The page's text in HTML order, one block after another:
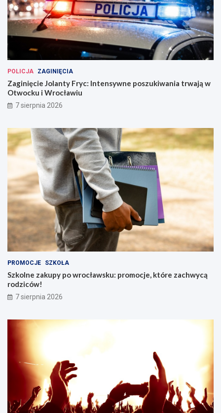
POLICJA ZAGINIĘCIA
Zaginięcie Jolanty Fryc: Intensywne poszukiwania trwają w
Otwocku i Wrocławiu
7 sierpnia 2026
PROMOCJE SZKOŁA
Szkolne zakupy po wrocławsku: promocje, które zachwycą
rodziców!
7 sierpnia 2026